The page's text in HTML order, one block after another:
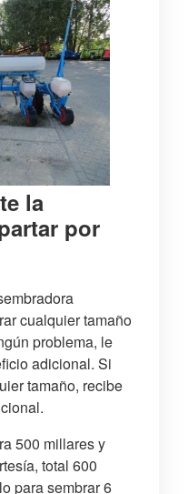
la
por
cualquier tamaño
problema, le
adicional. Si
tamaño, recibe
500 millares y
total 600
para sembrar 6